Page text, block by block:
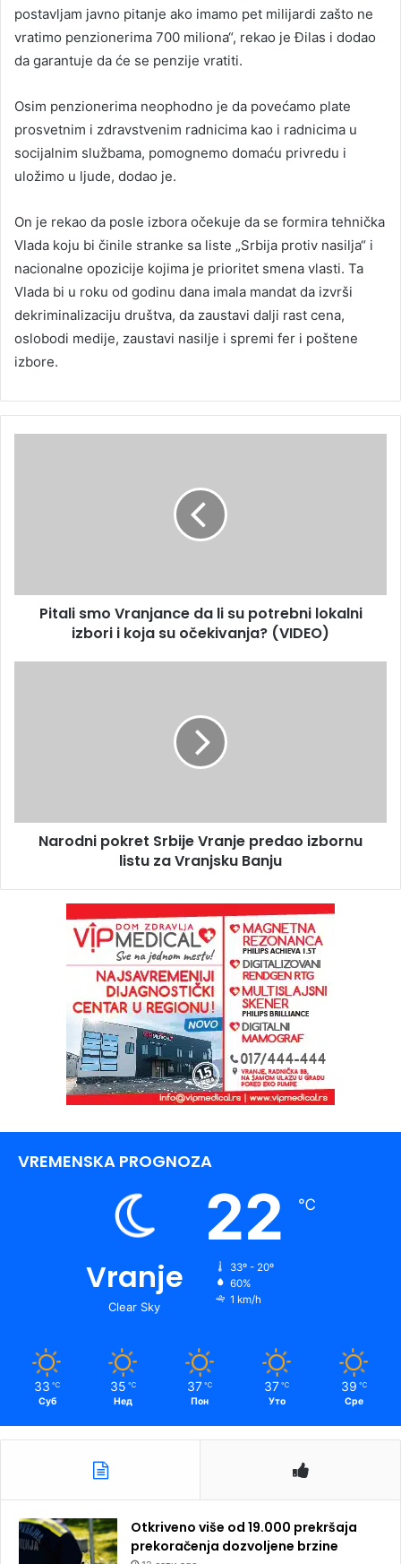
postavljam javno pitanje ako imamo pet milijardi zašto ne
vratimo penzionerima 700 miliona“, rekao je Đilas i dodao
da garantuje da će se penzije vratiti.
Osim penzionerima neophodno je da povećamo plate
prosvetnim i zdravstvenim radnicima kao i radnicima u
socijalnim službama, pomognemo domaću privredu i
uložimo u ljude, dodao je.
On je rekao da posle izbora očekuje da se formira tehnička
Vlada koju bi činile stranke sa liste „Srbija protiv nasilja“ i
nacionalne opozicije kojima je prioritet smena vlasti. Ta
Vlada bi u roku od godinu dana imala mandat da izvrši
dekriminalizaciju društva, da zaustavi dalji rast cena,
oslobodi medije, zaustavi nasilje i spremi fer i poštene
izbore.
Pitali smo Vranjance da li su potrebni lokalni
izbori i koja su očekivanja? (VIDEO)
Narodni pokret Srbije Vranje predao izbornu
listu za Vranjsku Banju
VREMENSKA PROGNOZA
Vranje
Clear Sky
22 ℃
33º - 20º
60%
1 km/h
33 ℃
Суб
35 ℃
Нед
37 ℃
Пон
37 ℃
Уто
39 ℃
Сре
Otkriveno više od 19.000 prekršaja
prekoračenja dozvoljene brzine